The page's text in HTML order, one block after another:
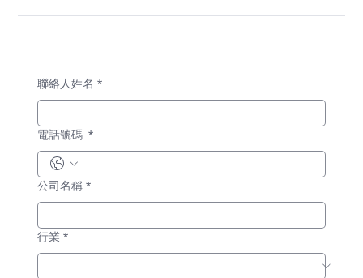
聯絡人姓名 *
電話號碼 *
公司名稱 *
行業 *